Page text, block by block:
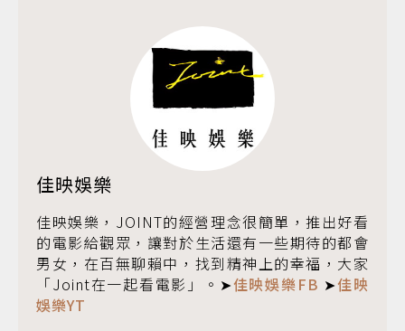
佳映娛樂
佳映娛樂，JOINT的經營理念很簡單，推出好看
的電影給觀眾，讓對於生活還有一些期待的都會
男女，在百無聊賴中，找到精神上的幸福，大家
「Joint在一起看電影」。➤佳映娛樂FB ➤佳映
娛樂YT